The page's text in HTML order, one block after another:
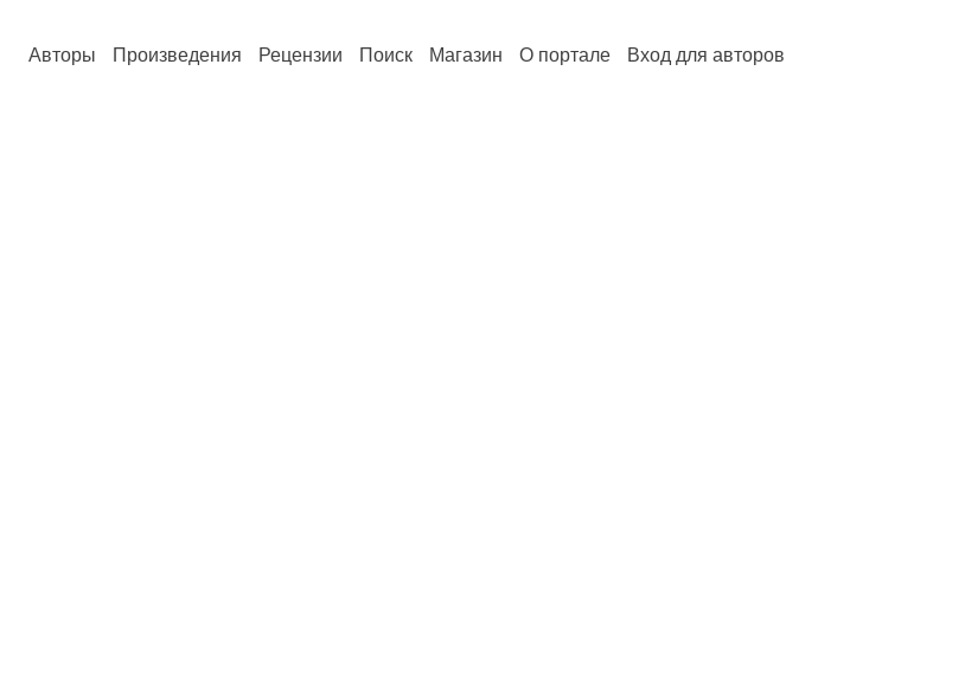
Авторы Произведения Рецензии Поиск Магазин О портале Вход для авторов